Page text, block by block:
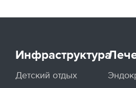
Инфраструктура
Детский отдых